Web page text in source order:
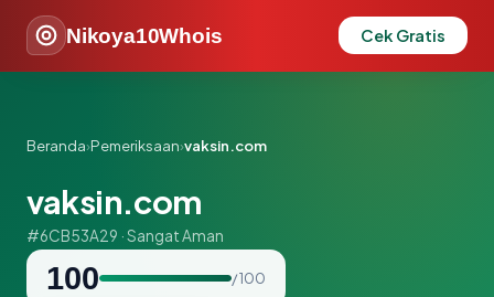
Nikoya10Whois Cek Gratis
Beranda›Pemeriksaan›vaksin.com
vaksin.com
#6CB53A29 · Sangat Aman
100 / 100